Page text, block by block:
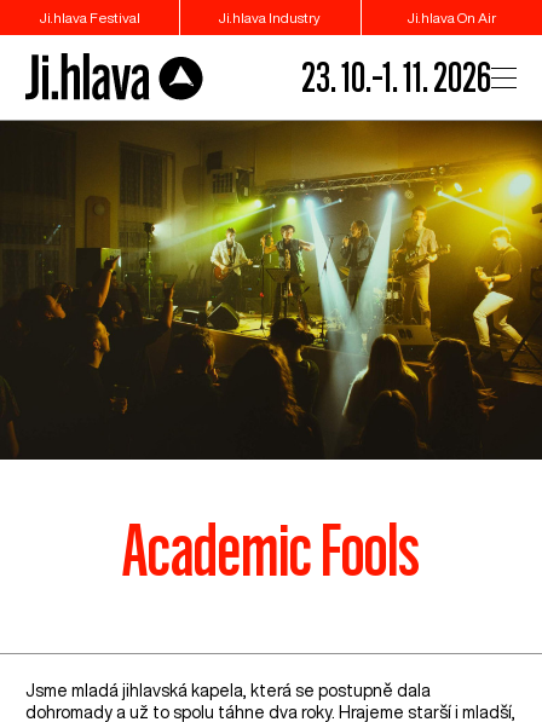
Ji.hlava Festival Ji.hlava Industry Ji.hlava On Air
23. 10.–1. 11. 2026
Academic Fools
Jsme mladá jihlavská kapela, která se postupně dala
dohromady a už to spolu táhne dva roky. Hrajeme starší i mladší,